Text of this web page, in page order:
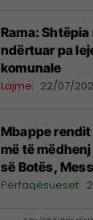
Rama:
ndërtuar pa
komunale
Lajme 22/07/
Mbappe
më të
së Botës,
Përfaqësueset